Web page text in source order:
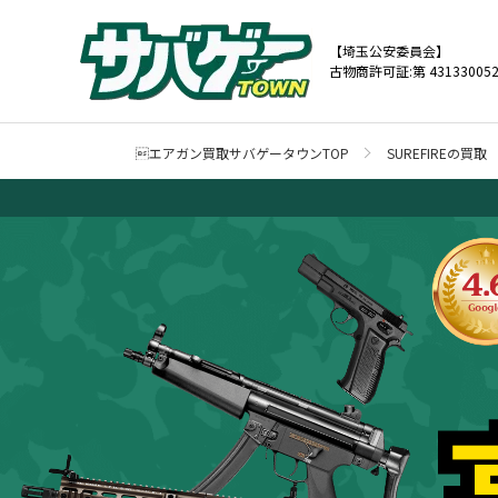
【埼玉公安委員会】
古物商許可証:第
エアガン買取サバゲータウンTOP SUREFIREの買取